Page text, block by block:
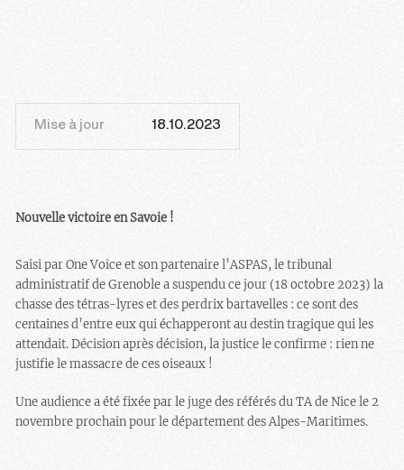
Mise à jour 18.10.2023
Nouvelle victoire en Savoie !
Saisi par One Voice et son partenaire l’ASPAS, le tribunal
administratif de Grenoble a suspendu ce jour (18 octobre 2023) la
chasse des tétras-lyres et des perdrix bartavelles : ce sont des
centaines d’entre eux qui échapperont au destin tragique qui les
attendait. Décision après décision, la justice le confirme : rien ne
justifie le massacre de ces oiseaux !
Une audience a été fixée par le juge des référés du TA de Nice le 2
novembre prochain pour le département des Alpes-Maritimes.